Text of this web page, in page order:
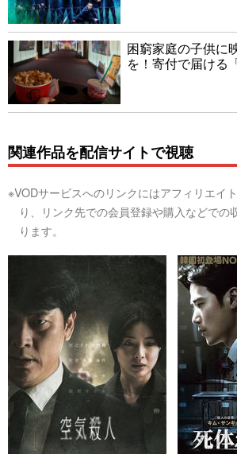
困窮家庭の子供に
を！寄付で届ける
関連作品を配信サイトで視聴
※VODサービスへのリンクにはアフィリエイ
り、リンク先での会員登録や購入などでの
ります。